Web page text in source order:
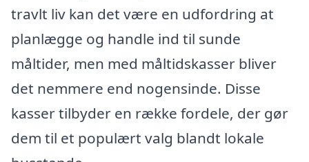
travlt liv kan det være en udfordring at
planlægge og handle ind til sunde
måltider, men med måltidskasser bliver
det nemmere end nogensinde. Disse
kasser tilbyder en række fordele, der gør
dem til et populært valg blandt lokale